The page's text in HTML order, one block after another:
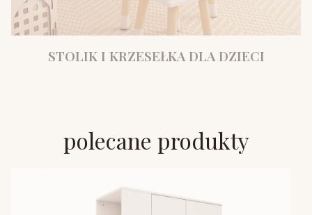
STOLIK I KRZESEŁKA DLA DZIECI
polecane produkty